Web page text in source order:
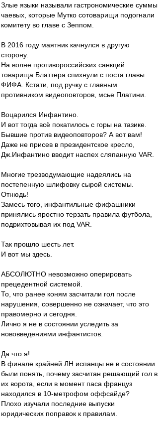
Злые языки называли гастрономические суммы
чаевых, которые Мутко сотоварищи подогнали
комитету во главе с Зеппом.
В 2016 году маятник качнулся в другую
сторону.
На волне противороссийских санкций
товарища Блаттера спихнули с поста главы
ФИФА. Кстати, под ручку с главным
противником видеоповторов, мсье Платини.
Воцарился Инфантино.
И вот тогда всё покатилось с горы на тазике.
Бывшие против видеоповторов? А вот вам!
Даже не присев в президентское кресло,
Дж.Инфантино вводит наспех сляпанную VAR.
Многие трезводумающие надеялись на
постепенную шлифовку сырой системы.
Отнюдь!
Замесь того, инфантильные фифашники
принялись яростно терзать правила футбола,
подрихтовывая их под VAR.
Так прошло шесть лет.
И вот мы здесь.
АБСОЛЮТНО невозможно оперировать
прецедентной системой.
То, что ранее коням засчитали гол после
нарушения, совершенно не означает, что это
правомерно и сегодня.
Лично я не в состоянии уследить за
нововведениями инфантистов.
Да что я!
В финале крайней ЛН испанцы не в состоянии
были понять, почему засчитан решающий гол в
их ворота, если в момент паса француз
находился в 10-метрофом оффсайде?
Плохо изучали последние выпуски
юридических поправок к правилам.